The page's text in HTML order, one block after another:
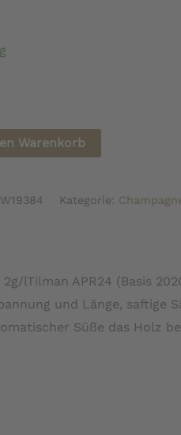
Warenkorb
Kategorie:
lTilman APR24 (Basis
und Länge, saftige
Süße das Holz